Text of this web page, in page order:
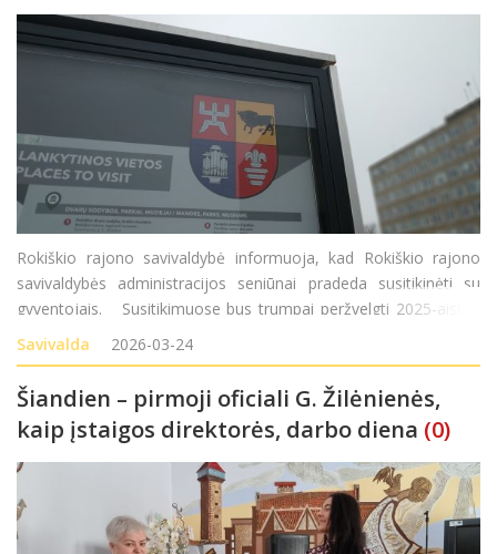
Rokiškio rajono savivaldybė informuoja, kad Rokiškio rajono
savivaldybės administracijos seniūnai pradeda susitikinėti su
gyventojais. Susitikimuose bus trumpai peržvelgti 2025-aisiais
atlikti darbai ir aptariami 2026-ųjų planai, išklausomi gyventojų
lūkesčiai. Susitiki
Savivalda 2026-03-24
Šiandien – pirmoji oficiali G. Žilėnienės,
kaip įstaigos direktorės, darbo diena (0)